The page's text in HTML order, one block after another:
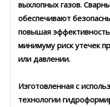
выхлопных газов.
обеспечивают
повышая
минимуму риск утечек
или давлении.
Изготовленная с
технологии